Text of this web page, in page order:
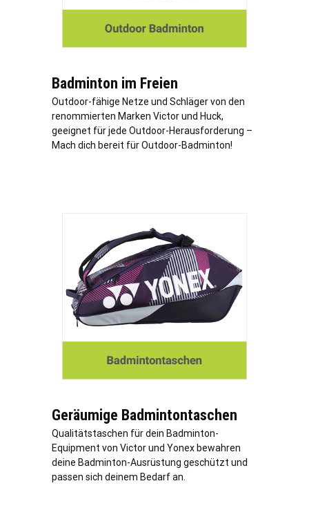
Badminton im Freien
Outdoor-fähige Netze und Schläger von den
renommierten Marken Victor und Huck,
geeignet für jede Outdoor-Herausforderung –
Mach dich bereit für Outdoor-Badminton!
Geräumige Badmintontaschen
Qualitätstaschen für dein Badminton-
Equipment von Victor und Yonex bewahren
deine Badminton-Ausrüstung geschützt und
passen sich deinem Bedarf an.